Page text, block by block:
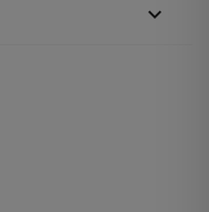
keyboard_arrow_down